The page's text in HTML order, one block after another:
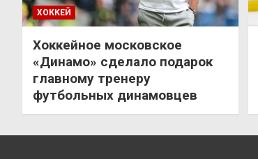
ХОККЕЙ
Хоккейное московское
«Динамо» сделало подарок
главному тренеру
футбольных динамовцев